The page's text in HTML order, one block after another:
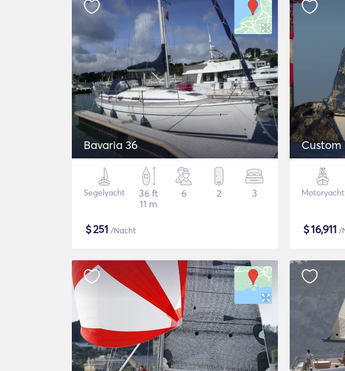
Bavaria 36
Segelyacht
36 ft
11 m
6 2 3
$251 /Nacht
Custom
Motoryacht
$16,911 /